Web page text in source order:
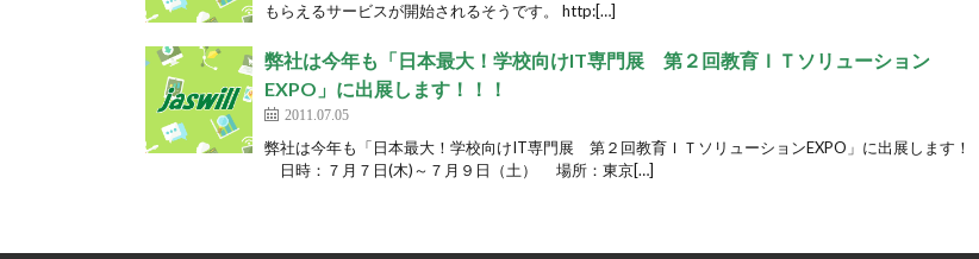
もらえるサービスが開始されるそうです。 http:[…]
弊社は今年も「日本最大！学校向けIT専門展 第２回教育ＩＴソリューション
EXPO」に出展します！！！
2011.07.05
弊社は今年も「日本最大！学校向けIT専門展 第２回教育ＩＴソリューションEXPO」に出展します！
日時：７月７日(木)～７月９日（土） 場所：東京[…]